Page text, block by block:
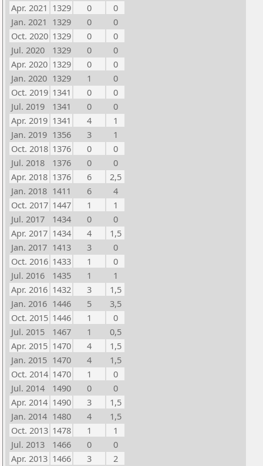
Apr. 2021 1329 0
0
Jan. 2021 1329 0
0
Oct. 2020 1329 0
0
Jul. 2020
1329 0
0
Apr. 2020 1329 0
0
Jan. 2020 1329 1
0
Oct. 2019 1341 0
0
Jul. 2019
1341 0
0
Apr. 2019 1341 4
1
Jan. 2019 1356 3
1
Oct. 2018 1376 0
0
Jul. 2018
1376 0
0
Apr. 2018 1376 6
2,5
Jan. 2018 1411 6
4
Oct. 2017 1447 1
1
Jul. 2017
1434 0
0
Apr. 2017 1434 4
1,5
Jan. 2017 1413 3
0
Oct. 2016 1433 1
0
Jul. 2016
1435 1
1
Apr. 2016 1432 3
1,5
Jan. 2016 1446 5
3,5
Oct. 2015 1446 1
0
Jul. 2015
1467 1
0,5
Apr. 2015 1470 4
1,5
Jan. 2015 1470 4
1,5
Oct. 2014 1470 1
0
Jul. 2014
1490 0
0
Apr. 2014 1490 3
1,5
Jan. 2014 1480 4
1,5
Oct. 2013 1478 1
1
Jul. 2013
1466 0
0
Apr. 2013 1466 3
2